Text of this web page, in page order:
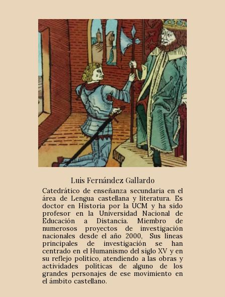
Luis Fernández Gallardo
Catedrático de enseñanza secundaria en el
área de Lengua castellana y literatura. Es
doctor en Historia por la UCM y ha sido
profesor en la Universidad Nacional de
Educación a Distancia. Miembro de
numerosos proyectos de investigación
nacionales desde el año 2000, Sus líneas
principales de investigación se han
centrado en el Humanismo del siglo XV y en
su reflejo político, atendiendo a las obras y
actividades políticas de alguno de los
grandes personajes de ese movimiento en
el ámbito castellano.